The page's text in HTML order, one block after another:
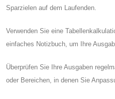
Sparzielen auf dem Laufenden.
Verwenden Sie eine
einfaches Notizbuch, um Ihre
Überprüfen Sie Ihre Ausgaben
oder Bereichen, in denen Sie